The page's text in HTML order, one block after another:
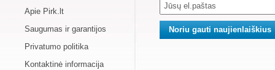
Apie Pirk.lt
Saugumas ir garantijos
Privatumo politika
Kontaktinė informacija